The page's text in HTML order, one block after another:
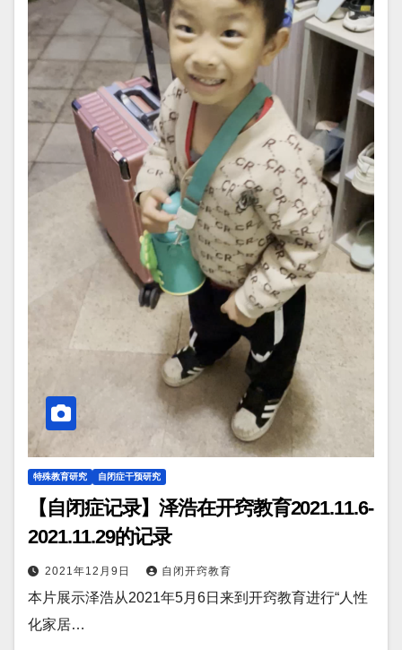
特殊教育研究 自闭症干预研究
【自闭症记录】泽浩在开窍教育2021.11.6-
2021.11.29的记录
2021年12月9日 自闭开窍教育
本片展示泽浩从2021年5月6日来到开窍教育进行“人性
化家居…